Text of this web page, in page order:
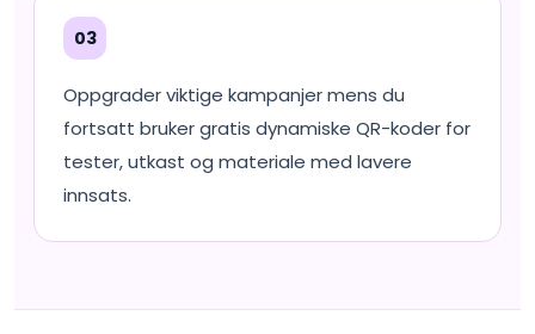
03
Oppgrader viktige kampanjer mens du
fortsatt bruker gratis dynamiske QR-koder for
tester, utkast og materiale med lavere
innsats.